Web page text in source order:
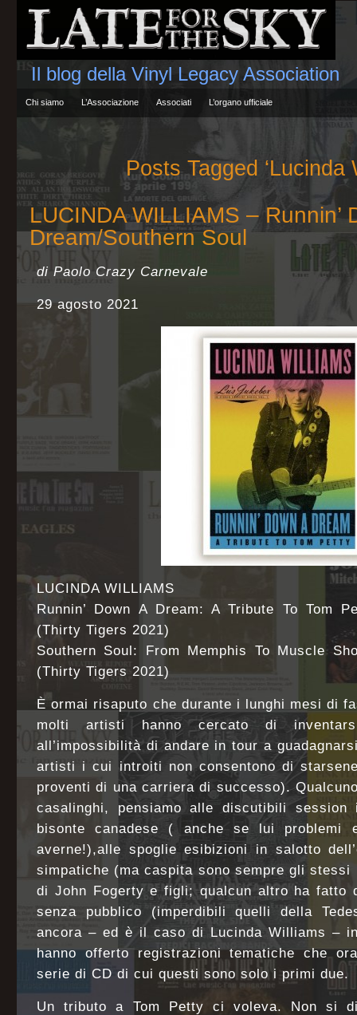
Il blog della Vinyl Legacy Association
Chi siamo L’Associazione Associati L’organo ufficiale
Posts Tagged ‘Lucinda
LUCINDA WILLIAMS – Runnin’
Dream/Southern Soul
di Paolo Crazy Carnevale
29 agosto 2021
LUCINDA WILLIAMS
Runnin’ Down A Dream: A Tribute To Tom
(Thirty Tigers 2021)
Southern Soul: From Memphis To Muscle
(Thirty Tigers 2021)
È ormai risaputo che durante i lunghi mesi di
molti artisti hanno cercato di
all’impossibilità di andare in tour a
artisti i cui introiti non consentono di
proventi di una carriera di successo).
casalinghi, pensiamo alle discutibili
bisonte canadese ( anche se lui problemi
averne!),alle spoglie esibizioni in salotto
simpatiche (ma caspita sono sempre gli
di John Fogerty e figli; qualcun altro ha fatto
senza pubblico (imperdibili quelli della
ancora – ed è il caso di Lucinda Williams –
hanno offerto registrazioni tematiche che
serie di CD di cui questi sono solo i primi due.
Un tributo a Tom Petty ci voleva. Non si